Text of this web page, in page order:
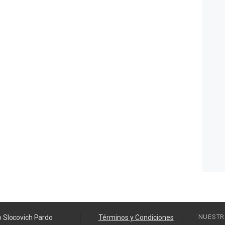
Slocovich Pardo Términos y Condiciones